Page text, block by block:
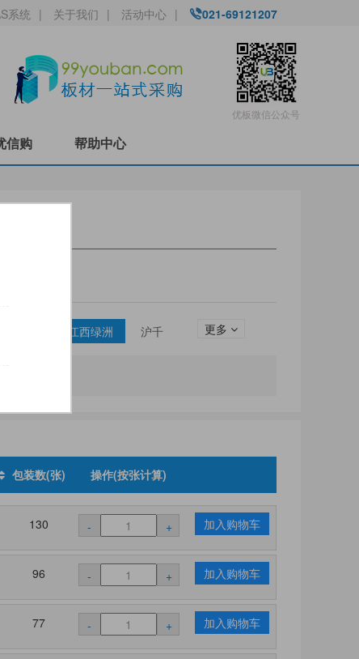
系统 | 关于我们 | 活动中心 | 021-69121207
优板微信公众号
信购 帮助中心
江西绿洲
沪千
更多
包装数(张) 操作(按张计算)
130 - + 加入购物车
96 - + 加入购物车
77 - + 加入购物车